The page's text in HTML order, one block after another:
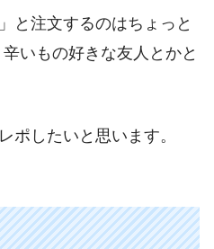
と注文するのはちょっと
いもの好きな友人とかと
ポしたいと思います。